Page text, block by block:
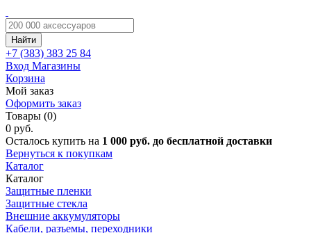
Найти
+7 (383) 383 25 84
Вход Магазины
Корзина
Мой заказ
Оформить заказ
Товары (0)
0 руб.
Осталось купить на 1 000 руб. до бесплатной доставки
Вернуться к покупкам
Каталог
Каталог
Защитные пленки
Защитные стекла
Внешние аккумуляторы
Кабели, разъемы, переходники